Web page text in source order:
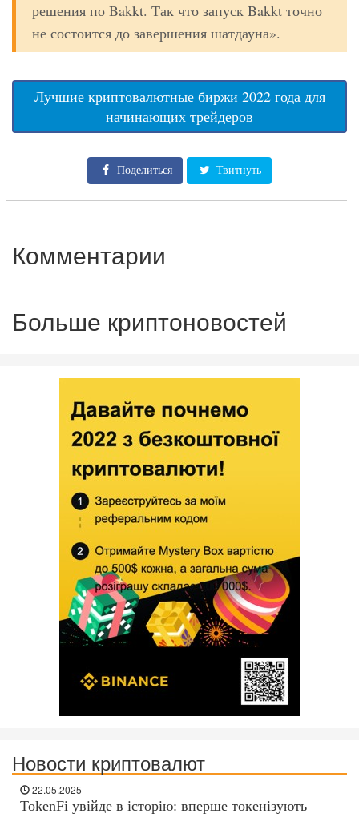
решения по Bakkt. Так что запуск Bakkt точно
не состоится до завершения шатдауна».
Лучшие криптовалютные биржи 2022 года для
начинающих трейдеров
Поделиться Твитнуть
Комментарии
Больше криптоновостей
Новости криптовалют
22.05.2025
TokenFi увійде в історію: вперше токенізують